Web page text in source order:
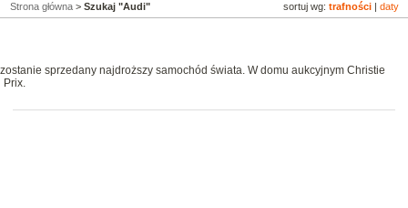
sortuj wg: trafności daty
Strona główna > Szukaj "Audi"
sprzedany najdroższy samochód świata. W domu aukcyjnym Christie
Prix.